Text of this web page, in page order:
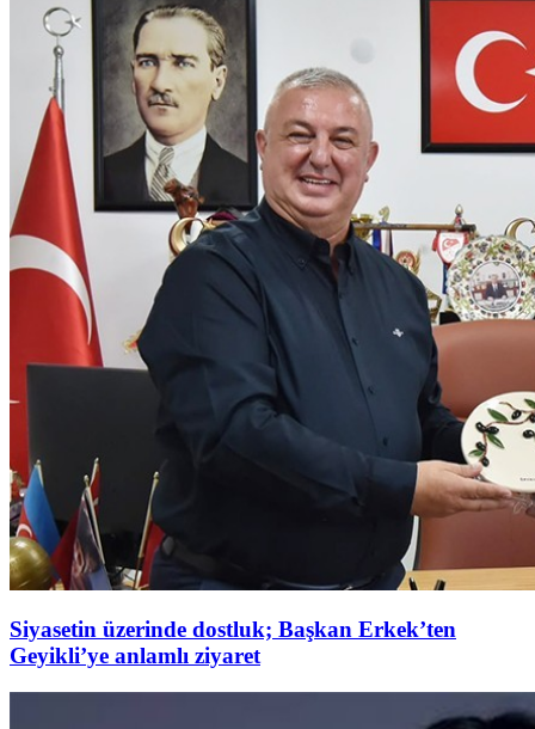
Siyasetin üzerinde dostluk; Başkan Erkek’ten
Geyikli’ye anlamlı ziyaret